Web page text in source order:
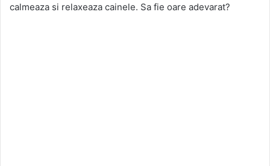
calmeaza si relaxeaza cainele. Sa fie oare adevarat?